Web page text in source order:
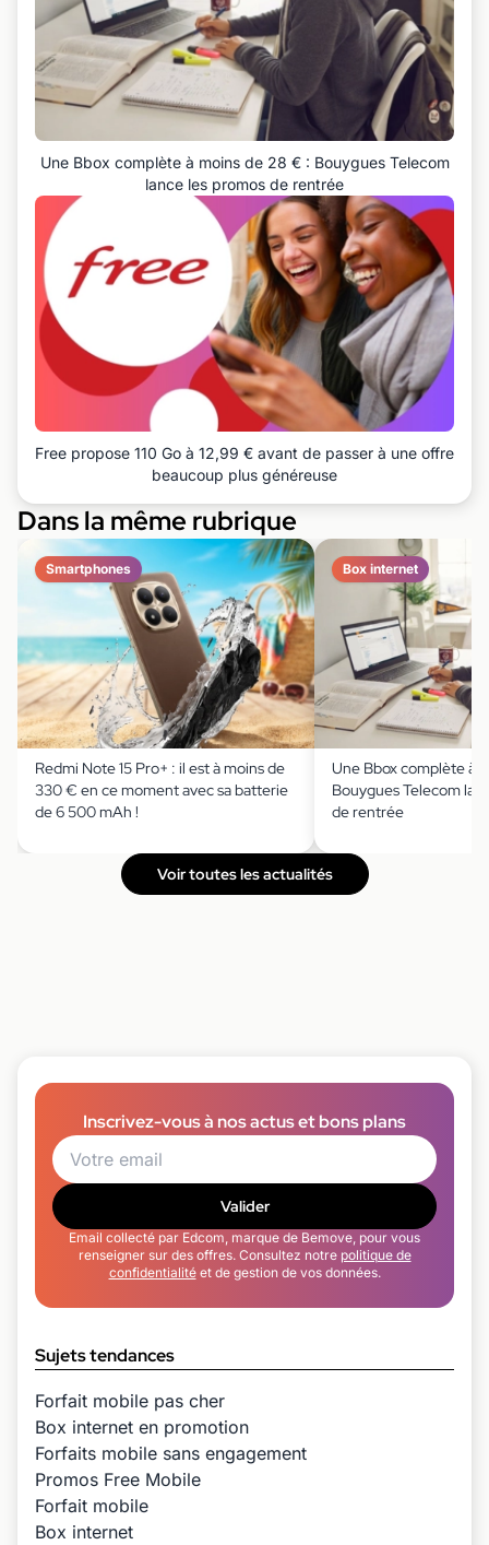
Une Bbox complète à moins de 28 € : Bouygues Telecom
lance les promos de rentrée
Free propose 110 Go à 12,99 € avant de passer à une offre
beaucoup plus généreuse
Dans la même rubrique
Smartphones
Redmi Note 15 Pro+ : il est à moins de
330 € en ce moment avec sa batterie
de 6 500 mAh !
Box internet
Une Bbox complète à
Bouygues Telecom
de rentrée
Voir toutes les actualités
Inscrivez-vous à nos actus et bons plans
Valider
Email collecté par Edcom, marque de Bemove, pour vous
renseigner sur des offres. Consultez notre politique de
confidentialitéet de gestion de vos données.
Sujets tendances
Forfait mobile pas cher
Box internet en promotion
Forfaits mobile sans engagement
Promos Free Mobile
Forfait mobile
Box internet